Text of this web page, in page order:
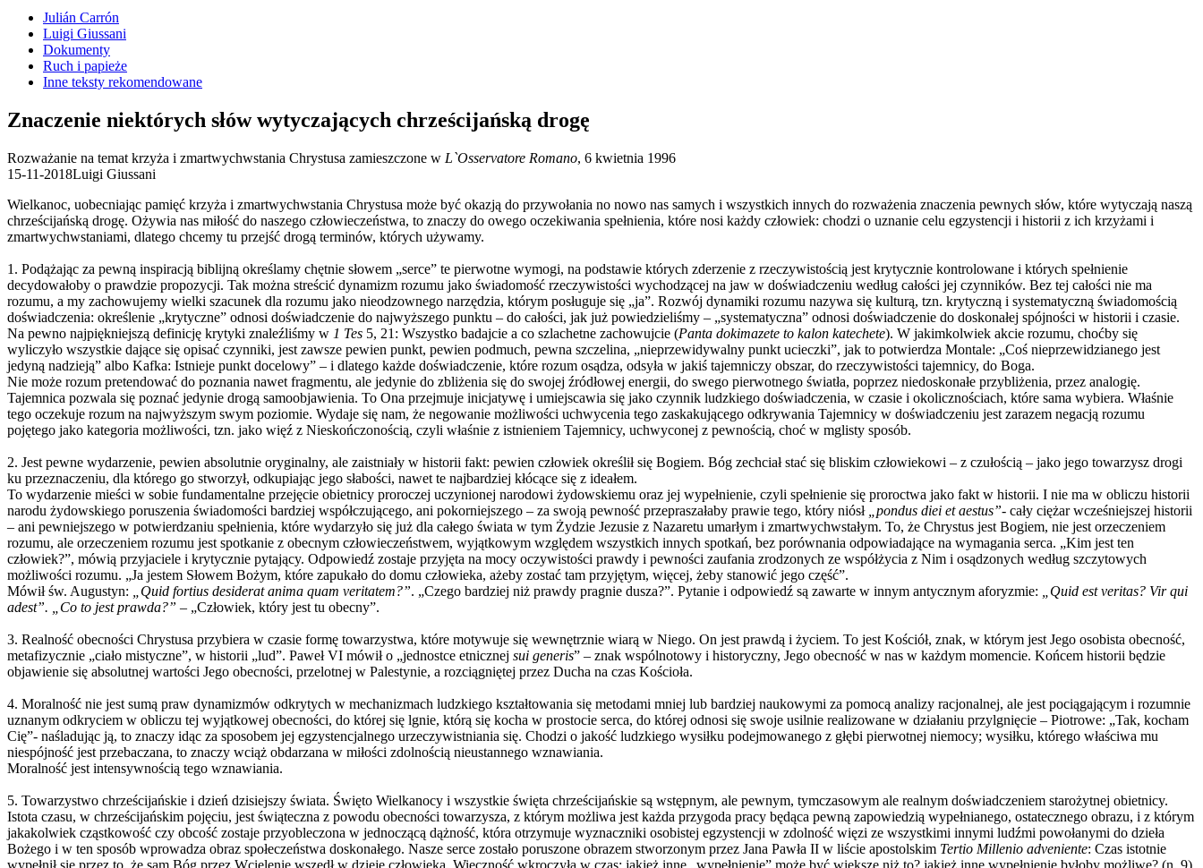
Julián Carrón
Luigi Giussani
Dokumenty
Ruch i papieże
Inne teksty rekomendowane
Znaczenie niektórych słów wytyczających chrześcijańską drogę
Rozważanie na temat krzyża i zmartwychwstania Chrystusa zamieszczone w L`Osservatore Romano, 6 kwietnia 1996
15-11-2018Luigi Giussani
Wielkanoc, uobecniając pamięć krzyża i zmartwychwstania Chrystusa może być okazją do przywołania no nowo nas samych i wszystkich innych do rozważenia znaczenia pewnych słów, które wytyczają naszą
chrześcijańską drogę. Ożywia nas miłość do naszego człowieczeństwa, to znaczy do owego oczekiwania spełnienia, które nosi każdy człowiek: chodzi o uznanie celu egzystencji i historii z ich krzyżami i
zmartwychwstaniami, dlatego chcemy tu przejść drogą terminów, których używamy.
1. Podążając za pewną inspiracją biblijną określamy chętnie słowem „serce” te pierwotne wymogi, na podstawie których zderzenie z rzeczywistością jest krytycznie kontrolowane i których spełnienie
decydowałoby o prawdzie propozycji. Tak można streścić dynamizm rozumu jako świadomość rzeczywistości wychodzącej na jaw w doświadczeniu według całości jej czynników. Bez tej całości nie ma
rozumu, a my zachowujemy wielki szacunek dla rozumu jako nieodzownego narzędzia, którym posługuje się „ja”. Rozwój dynamiki rozumu nazywa się kulturą, tzn. krytyczną i systematyczną świadomością
doświadczenia: określenie „krytyczne” odnosi doświadczenie do najwyższego punktu – do całości, jak już powiedzieliśmy – „systematyczna” odnosi doświadczenie do doskonałej spójności w historii i czasie.
Na pewno najpiękniejszą definicję krytyki znaleźliśmy w 1 Tes 5, 21: Wszystko badajcie a co szlachetne zachowujcie (Panta dokimazete to kalon katechete). W jakimkolwiek akcie rozumu, choćby się
wyliczyło wszystkie dające się opisać czynniki, jest zawsze pewien punkt, pewien podmuch, pewna szczelina, „nieprzewidywalny punkt ucieczki”, jak to potwierdza Montale: „Coś nieprzewidzianego jest
jedyną nadzieją” albo Kafka: Istnieje punkt docelowy” – i dlatego każde doświadczenie, które rozum osądza, odsyła w jakiś tajemniczy obszar, do rzeczywistości tajemnicy, do Boga.
Nie może rozum pretendować do poznania nawet fragmentu, ale jedynie do zbliżenia się do swojej źródłowej energii, do swego pierwotnego światła, poprzez niedoskonałe przybliżenia, przez analogię.
Tajemnica pozwala się poznać jedynie drogą samoobjawienia. To Ona przejmuje inicjatywę i umiejscawia się jako czynnik ludzkiego doświadczenia, w czasie i okolicznościach, które sama wybiera. Właśnie
tego oczekuje rozum na najwyższym swym poziomie. Wydaje się nam, że negowanie możliwości uchwycenia tego zaskakującego odkrywania Tajemnicy w doświadczeniu jest zarazem negacją rozumu
pojętego jako kategoria możliwości, tzn. jako więź z Nieskończonością, czyli właśnie z istnieniem Tajemnicy, uchwyconej z pewnością, choć w mglisty sposób.
2. Jest pewne wydarzenie, pewien absolutnie oryginalny, ale zaistniały w historii fakt: pewien człowiek określił się Bogiem. Bóg zechciał stać się bliskim człowiekowi – z czułością – jako jego towarzysz drogi
ku przeznaczeniu, dla którego go stworzył, odkupiając jego słabości, nawet te najbardziej kłócące się z ideałem.
To wydarzenie mieści w sobie fundamentalne przejęcie obietnicy proroczej uczynionej narodowi żydowskiemu oraz jej wypełnienie, czyli spełnienie się proroctwa jako fakt w historii. I nie ma w obliczu historii
narodu żydowskiego poruszenia świadomości bardziej współczującego, ani pokorniejszego – za swoją pewność przepraszałaby prawie tego, który niósł
„pondus diei et aestus”- cały ciężar wcześniejszej historii
– ani pewniejszego w potwierdzaniu spełnienia, które wydarzyło się już dla całego świata w tym Żydzie Jezusie z Nazaretu umarłym i zmartwychwstałym. To, że Chrystus jest Bogiem, nie jest orzeczeniem
rozumu, ale orzeczeniem rozumu jest spotkanie z obecnym człowieczeństwem, wyjątkowym względem wszystkich innych spotkań, bez porównania odpowiadające na wymagania serca. „Kim jest ten
człowiek?”, mówią przyjaciele i krytycznie pytający. Odpowiedź zostaje przyjęta na mocy oczywistości prawdy i pewności zaufania zrodzonych ze współżycia z Nim i osądzonych według szczytowych
możliwości rozumu. „Ja jestem Słowem Bożym, które zapukało do domu człowieka, ażeby zostać tam przyjętym, więcej, żeby stanowić jego część”.
Mówił św. Augustyn: „Quid fortius desiderat anima quam veritatem?”. „Czego bardziej niż prawdy pragnie dusza?”. Pytanie i odpowiedź są zawarte w innym antycznym aforyzmie:
„Quid est veritas? Vir qui
adest”. „Co to jest prawda?” – „Człowiek, który jest tu obecny”.
3. Realność obecności Chrystusa przybiera w czasie formę towarzystwa, które motywuje się wewnętrznie wiarą w Niego. On jest prawdą i życiem. To jest Kościół, znak, w którym jest Jego osobista obecność,
metafizycznie „ciało mistyczne”, w historii „lud”. Paweł VI mówił o „jednostce etnicznej sui generis” – znak wspólnotowy i historyczny, Jego obecność w nas w każdym momencie. Końcem historii będzie
objawienie się absolutnej wartości Jego obecności, przelotnej w Palestynie, a rozciągniętej przez Ducha na czas Kościoła.
4. Moralność nie jest sumą praw dynamizmów odkrytych w mechanizmach ludzkiego kształtowania się metodami mniej lub bardziej naukowymi za pomocą analizy racjonalnej, ale jest pociągającym i rozumnie
uznanym odkryciem w obliczu tej wyjątkowej obecności, do której się lgnie, którą się kocha w prostocie serca, do której odnosi się swoje usilnie realizowane w działaniu przylgnięcie – Piotrowe: „Tak, kocham
Cię”- naśladując ją, to znaczy idąc za sposobem jej egzystencjalnego urzeczywistniania się. Chodzi o jakość ludzkiego wysiłku podejmowanego z głębi pierwotnej niemocy; wysiłku, którego właściwa mu
niespójność jest przebaczana, to znaczy wciąż obdarzana w miłości zdolnością nieustannego wznawiania.
Moralność jest intensywnością tego wznawiania.
5. Towarzystwo chrześcijańskie i dzień dzisiejszy świata. Święto Wielkanocy i wszystkie święta chrześcijańskie są wstępnym, ale pewnym, tymczasowym ale realnym doświadczeniem starożytnej obietnicy.
Istota czasu, w chrześcijańskim pojęciu, jest świąteczna z powodu obecności towarzysza, z którym możliwa jest każda przygoda pracy będąca pewną zapowiedzią wypełnianego, ostatecznego obrazu, i z którym
jakakolwiek cząstkowość czy obcość zostaje przyobleczona w jednoczącą dążność, która otrzymuje wyznaczniki osobistej egzystencji w zdolność więzi ze wszystkimi innymi ludźmi powołanymi do dzieła
Bożego i w ten sposób wprowadza obraz społeczeństwa doskonałego. Nasze serce zostało poruszone obrazem stworzonym przez Jana Pawła II w liście apostolskim Tertio Millenio adveniente: Czas istotnie
wypełnił się przez to, że sam Bóg przez Wcielenie wszedł w dzieje człowieka. Wieczność wkroczyła w czas: jakież inne „wypełnienie” może być większe niż to? jakież inne wypełnienie byłoby możliwe? (n. 9)